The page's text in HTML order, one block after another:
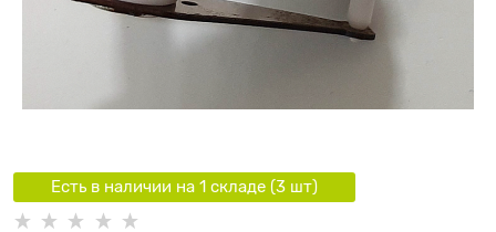
Есть в наличии на 1 складe (3шт)